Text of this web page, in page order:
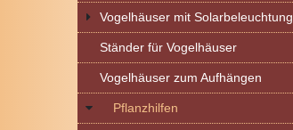
Vogelhäuser mit Solarbeleuchtung
Ständer für Vogelhäuser
Vogelhäuser zum Aufhängen
Pflanzhilfen